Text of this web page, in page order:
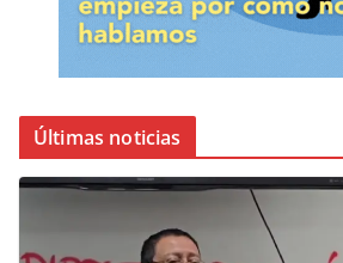
Últimas noticias